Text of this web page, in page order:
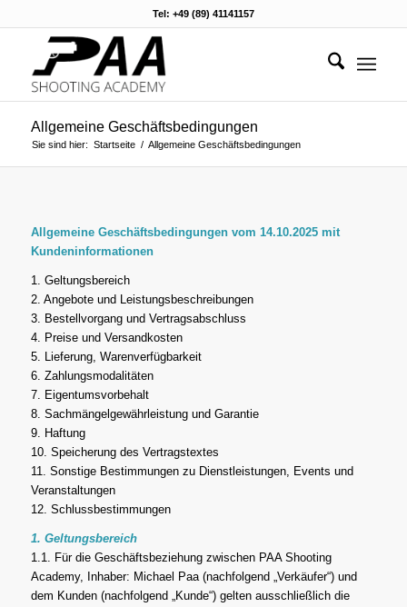
Tel: +49 (89) 41141157
Allgemeine Geschäftsbedingungen
Sie sind hier: Startseite / Allgemeine Geschäftsbedingungen
Allgemeine Geschäftsbedingungen vom 14.10.2025 mit
Kundeninformationen
1. Geltungsbereich
2. Angebote und Leistungsbeschreibungen
3. Bestellvorgang und Vertragsabschluss
4. Preise und Versandkosten
5. Lieferung, Warenverfügbarkeit
6. Zahlungsmodalitäten
7. Eigentumsvorbehalt
8. Sachmängelgewährleistung und Garantie
9. Haftung
10. Speicherung des Vertragstextes
11. Sonstige Bestimmungen zu Dienstleistungen, Events und
Veranstaltungen
12. Schlussbestimmungen
1. Geltungsbereich
1.1. Für die Geschäftsbeziehung zwischen PAA Shooting
Academy, Inhaber: Michael Paa (nachfolgend „Verkäufer“) und
dem Kunden (nachfolgend „Kunde“) gelten ausschließlich die